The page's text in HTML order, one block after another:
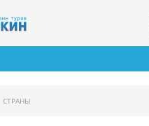
СТРАНЫ